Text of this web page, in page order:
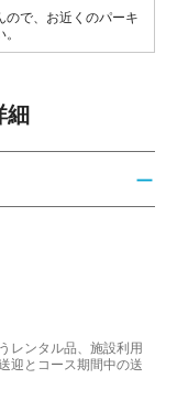
ので、お近くのパーキ
細
レンタル品、施設利用
迎とコース期間中の送